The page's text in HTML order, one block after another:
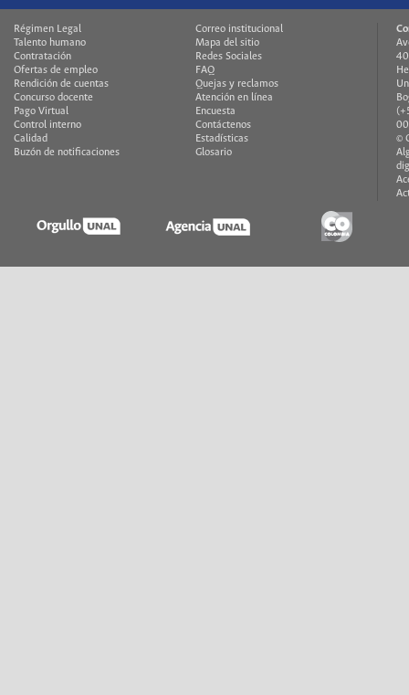
Régimen Legal
Talento humano
Contratación
Ofertas de empleo
Rendición de cuentas
Concurso docente
Pago Virtual
Control interno
Calidad
Buzón de notificaciones
Correo institucional
Mapa del sitio
Redes Sociales
FAQ
Quejas y reclamos
Atención en línea
Encuesta
Contáctenos
Estadísticas
Glosario
©